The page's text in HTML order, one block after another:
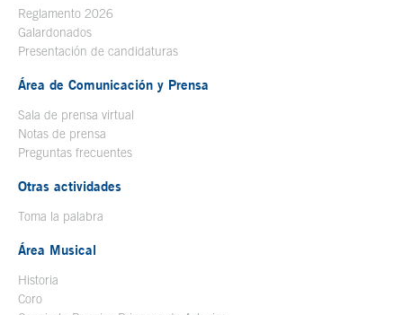
Reglamento 2026
Galardonados
Presentación de candidaturas
Área de Comunicación y Prensa
Sala de prensa virtual
Notas de prensa
Preguntas frecuentes
Otras actividades
Toma la palabra
Área Musical
Historia
Coro